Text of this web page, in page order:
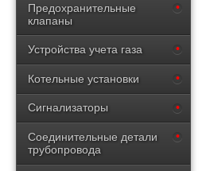
Предохранительные
клапаны
Устройства учета газа
Котельные установки
Сигнализаторы
Соединительные детали
трубопровода